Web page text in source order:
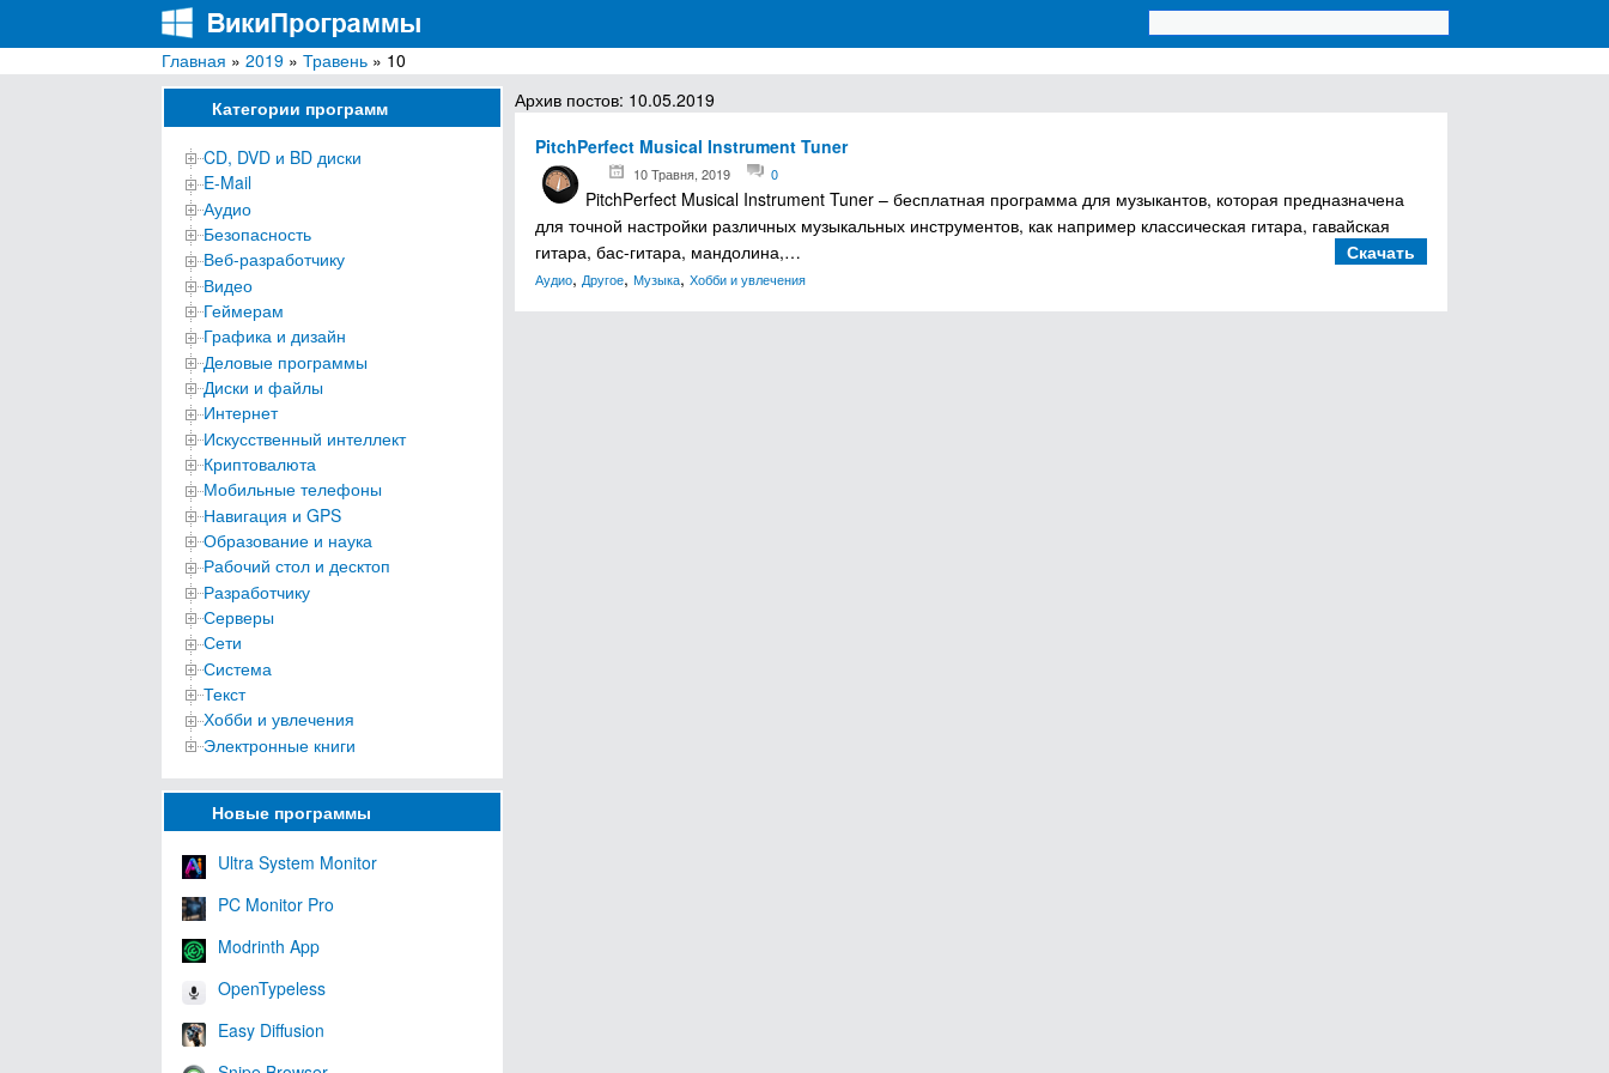
ВикиПрограммы
Энциклопедия бесплатных компьютерных программ для Windows
Главная » 2019 » Травень » 10
Категории программ
CD, DVD и BD диски
E-Mail
Аудио
Безопасность
Веб-разработчику
Видео
Геймерам
Графика и дизайн
Деловые программы
Диски и файлы
Интернет
Искусственный интеллект
Криптовалюта
Мобильные телефоны
Навигация и GPS
Образование и наука
Рабочий стол и десктоп
Разработчику
Серверы
Сети
Система
Текст
Хобби и увлечения
Электронные книги
Новые программы
Ultra System Monitor
PC Monitor Pro
Modrinth App
OpenTypeless
Easy Diffusion
Архив постов: 10.05.2019
PitchPerfect Musical Instrument Tuner
10 Травня, 2019 0
PitchPerfect Musical Instrument Tuner – бесплатная программа для музыкантов, которая предназначена
для точной настройки различных музыкальных инструментов, как например классическая гитара, гавайская
гитара, бас-гитара, мандолина,…
Скачать
Аудио, Другое, Музыка, Хобби и увлечения